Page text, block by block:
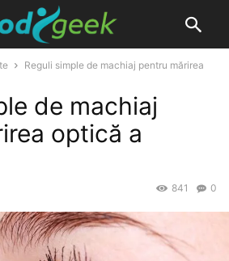
Reguli simple de machiaj pentru mărirea
de machiaj
optică a
0
841